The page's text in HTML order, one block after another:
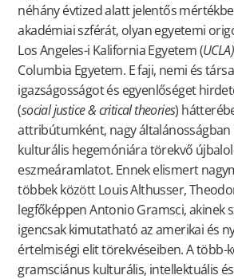
néhány évtized alatt jelentős
akadémiai szférát, olyan egyetemi
Los Angeles-i Kalifornia Egyetem (
Columbia Egyetem. E faji, nemi és
igazságosságot és egyenlőséget
(social justice & critical theories)
attribútumként, nagy általánosságban
kulturális hegemóniára törekvő
eszmeáramlatot. Ennek elismert
többek között Louis Althusser,
legfőképpen Antonio Gramsci, akinek
igencsak kimutatható az amerikai és
értelmiségi elit törekvéseiben. A több-
gramsciánus kulturális, intellektuális